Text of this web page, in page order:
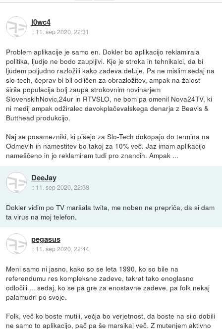
l0wc4
:: 11. sep 2020, 22:31
Problem aplikacije je samo en. Dokler bo aplikacijo reklamirala
politika, ljudje ne bodo zaupljivi. Kje je stroka in tehnikalci, da bi
ljudem poljudno razložili kako zadeva deluje. Pa ne mislim sedaj na
slo-tech, čeprav bi bil odličen za obrazložitev, ampak na žalost
širša populacija bolj zaupa strokovnim novinarjem
SlovenskihNovic,24ur in RTVSLO, ne bom pa omenil Nova24TV, ki
ni medij ampak odžiralec davokplačevalskega denarja z Beavis &
Butthead produkcijo.
Naj se posamezniki, ki pišejo za Slo-Tech dokopajo do termina na
Odmevih in namestitev bo takoj za 10% več. Jaz imam aplikacijo
nameščeno in jo reklamiram tudi pro znancih. Ampak ...
DeeJay
:: 11. sep 2020, 22:38
Dokler vidim po TV maršala twita, me noben ne prepriča, da si dam
ta virus na moj telefon.
pegasus
:: 11. sep 2020, 22:44
Meni samo ni jasno, kako so se leta 1990, ko so bile na
referendumu res kompleksne zadeve, takrat tako enoglasno
odločili ... sedaj, ko se pa gre za enostavne zadeve, pa folk nekaj
palamudri po svoje.
Folk, več ko boste mutili, večja bo verjetnost, da boste na silo dobili
ne samo to aplikacijo, pač pa še marsikaj več. Z mutenjem aktivno